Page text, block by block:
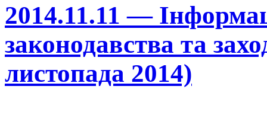
2014.11.11 —
законодавства та
листопада 2014)